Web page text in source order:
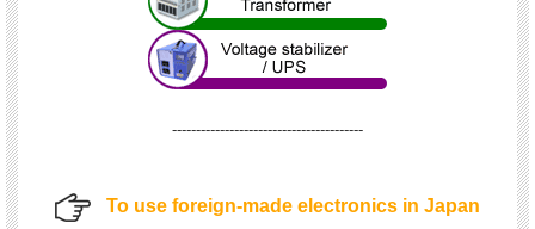
----------------------------------------
To use foreign-made electronics in Japan